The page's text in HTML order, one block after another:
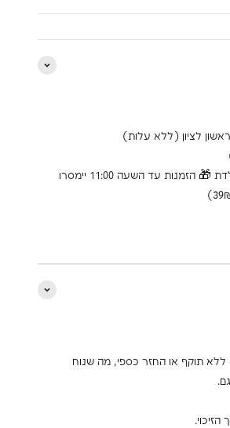
למוצרים מקטגוריית מתנות ליולדת 🎁 הזמנות עד השעה 11:00 יימסרו
ולקבל זיכוי כספי ללא תוקף או החזר כספי, מה שנוח